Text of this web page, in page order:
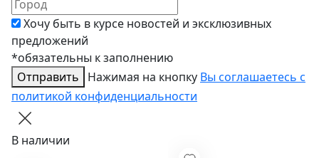
Хочу быть в курсе новостей и эксклюзивных
предложений
*обязательны к заполнению
Отправить
Нажимая на кнопку Вы соглашаетесь с
политикой конфиденциальности
В наличии